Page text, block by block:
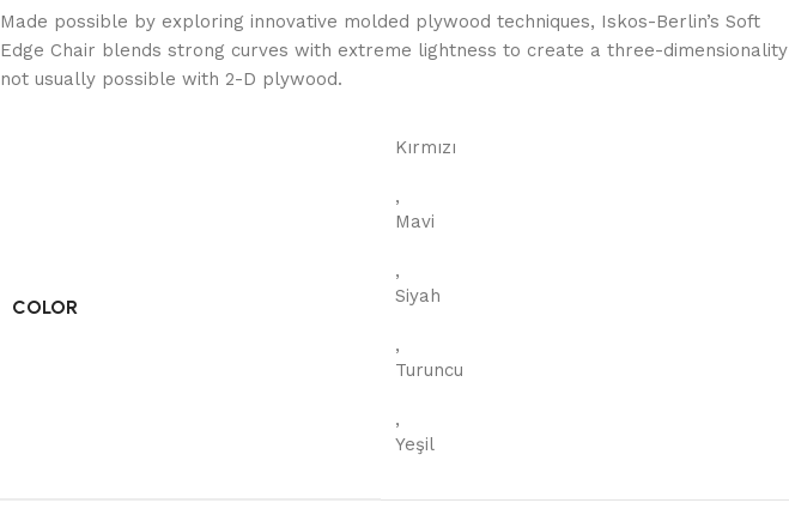
Made possible by exploring innovative molded plywood techniques, Iskos-Berlin’s Soft
Edge Chair blends strong curves with extreme lightness to create a three-dimensionality
not usually possible with 2-D plywood.
COLOR
Kırmızı
,
Mavi
,
Siyah
,
Turuncu
,
Yeşil